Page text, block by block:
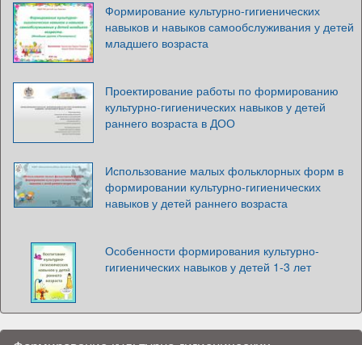
Формирование культурно-гигиенических
навыков и навыков самообслуживания у детей
младшего возраста
Проектирование работы по формированию
культурно-гигиенических навыков у детей
раннего возраста в ДОО
Использование малых фольклорных форм в
формировании культурно-гигиенических
навыков у детей раннего возраста
Особенности формирования культурно-
гигиенических навыков у детей 1-3 лет